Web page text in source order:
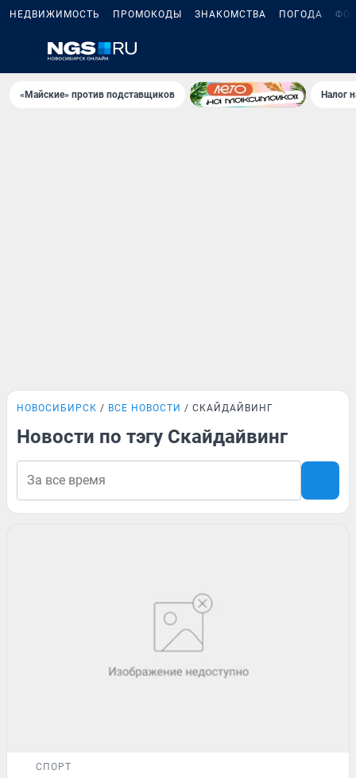
НЕДВИЖИМОСТЬ ПРОМОКОДЫ ЗНАКОМСТВА ПОГОДА
«Майские» против подставщиков Налог
НОВОСИБИРСК ВСЕ НОВОСТИ СКАЙДАЙВИНГ
Новости по тэгу Скайдайвинг
СПОРТ